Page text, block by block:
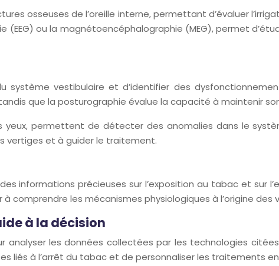
osseuses de l’oreille interne, permettant d’évaluer
(EEG) ou la magnétoencéphalographie (MEG), permet
vestibulaire et d’identifier des
que la posturographie évalue la capacité à maintenir
permettent de détecter des anomalies dans le
vertiges et à guider le traitement.
informations précieuses sur l’exposition au tabac et sur
les mécanismes physiologiques à l’origine des
à la décision
analyser les données collectées par les technologies
liés à l’arrêt du tabac et de personnaliser les traitements